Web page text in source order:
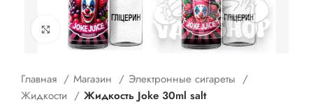
Нажмите для увеличения
Главная Магазин
Электронные сигареты
Жидкости
Жидкость Joke 30ml salt